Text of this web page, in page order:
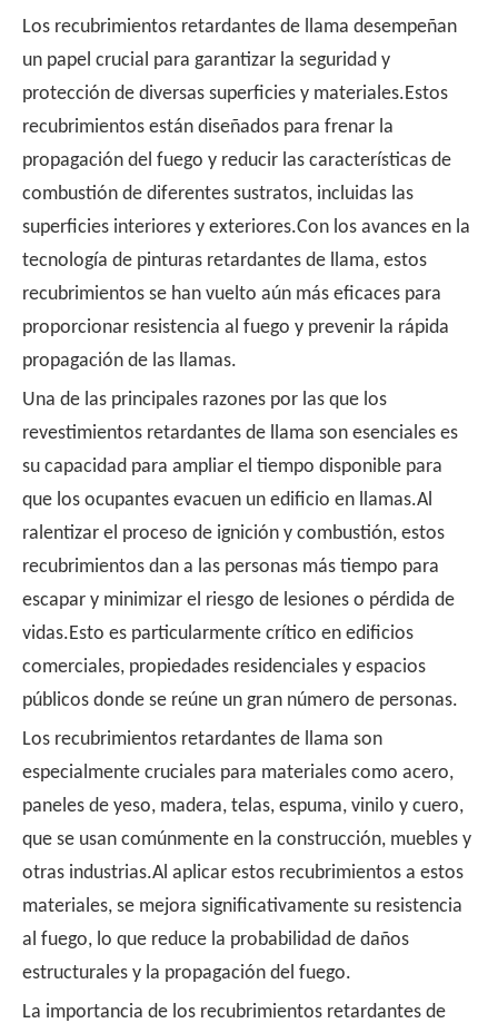
Los recubrimientos retardantes de llama desempeñan
un papel crucial para garantizar la seguridad y
protección de diversas superficies y materiales.Estos
recubrimientos están diseñados para frenar la
propagación del fuego y reducir las características de
combustión de diferentes sustratos, incluidas las
superficies interiores y exteriores.Con los avances en la
tecnología de pinturas retardantes de llama, estos
recubrimientos se han vuelto aún más eficaces para
proporcionar resistencia al fuego y prevenir la rápida
propagación de las llamas.
Una de las principales razones por las que los
revestimientos retardantes de llama son esenciales es
su capacidad para ampliar el tiempo disponible para
que los ocupantes evacuen un edificio en llamas.Al
ralentizar el proceso de ignición y combustión, estos
recubrimientos dan a las personas más tiempo para
escapar y minimizar el riesgo de lesiones o pérdida de
vidas.Esto es particularmente crítico en edificios
comerciales, propiedades residenciales y espacios
públicos donde se reúne un gran número de personas.
Los recubrimientos retardantes de llama son
especialmente cruciales para materiales como acero,
paneles de yeso, madera, telas, espuma, vinilo y cuero,
que se usan comúnmente en la construcción, muebles y
otras industrias.Al aplicar estos recubrimientos a estos
materiales, se mejora significativamente su resistencia
al fuego, lo que reduce la probabilidad de daños
estructurales y la propagación del fuego.
La importancia de los recubrimientos retardantes de